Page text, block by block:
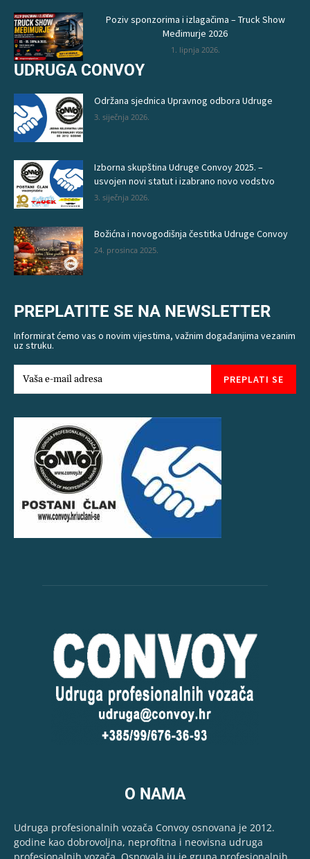
Poziv sponzorima i izlagačima – Truck Show
Međimurje 2026
1. lipnja 2026.
UDRUGA CONVOY
Održana sjednica Upravnog odbora Udruge
3. siječnja 2026.
Izborna skupština Udruge Convoy 2025. –
usvojen novi statut i izabrano novo vodstvo
3. siječnja 2026.
Božićna i novogodišnja čestitka Udruge Convoy
24. prosinca 2025.
PREPLATITE SE NA NEWSLETTER
Informirat ćemo vas o novim vijestima, važnim događanjima vezanim
uz struku.
PREPLATI SE
O NAMA
Udruga profesionalnih vozača Convoy osnovana je 2012.
godine kao dobrovoljna, neprofitna i neovisna udruga